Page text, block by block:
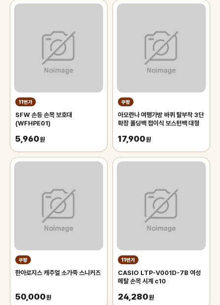
11번가
SFW 손등 손목 보호대
(WFHPE01)
5,960원
쿠팡
아모란나 여행가방 바퀴 탈부착 3단
확장 폴딩백 접이식 보스턴백 대형
17,900원
쿠팡
한아로지스 캐주얼 소가죽 스니커즈
50,000원
11번가
CASIO LTP-V001D-7B 여성
메탈 손목 시계 c10
24,280원